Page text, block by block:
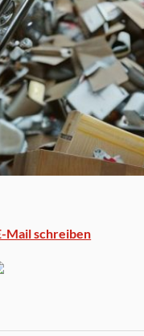
Mail schreiben